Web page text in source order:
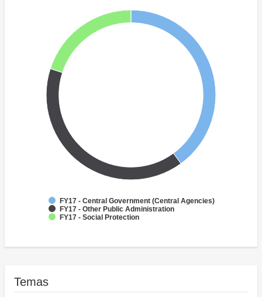
FY17 - Central Government (Central Agencies)
FY17 - Other Public Administration
FY17 - Social Protection
Temas